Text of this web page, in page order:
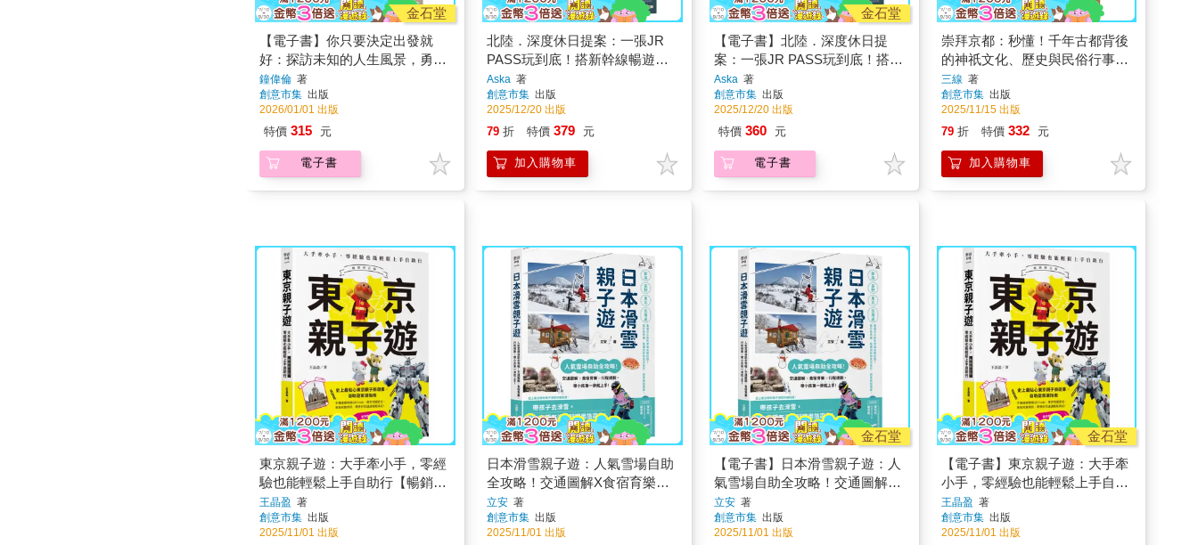
金石堂
【電子書】你只要決定出發就
好：探訪未知的人生風景，勇敢
出走世界的旅行基本法
鐘偉倫 著
創意市集 出版
2026/01/01 出版
特價 315 元
電子書
北陸．深度休日提案：一張JR
PASS玩到底！搭新幹線暢遊金
澤、兼六園、立山黑部、合掌
村、加賀溫泉、上高地、觀光列
車……最美秘境超完整規劃！暢
銷最新版
Aska著
創意市集 出版
2025/12/20 出版
79 折 特價 379 元
加入購物車
金石堂
【電子書】北陸．深度休日提
案：一張JR PASS玩到底！搭新
幹線暢遊金澤、兼六園、立山黑
部、合掌村、加賀溫泉、上高
地、觀光列車……最美秘境超完
整規劃！
Aska著
創意市集 出版
2025/12/20 出版
特價 360 元
電子書
崇拜京都：秒懂！千年古都背後
的神祇文化、歷史與民俗行事
【二版】
三線 著
創意市集 出版
2025/11/15 出版
79 折 特價 332 元
加入購物車
東京親子遊：大手牽小手，零經
驗也能輕鬆上手自助行【暢銷修
訂版】
王晶盈 著
創意市集 出版
2025/11/01 出版
日本滑雪親子遊：人氣雪場自助
全攻略！交通圖解X食宿育樂X
行程規劃，帶小孩第一滑就上
手！
立安著
創意市集 出版
2025/11/01 出版
金石堂
【電子書】日本滑雪親子遊：人
氣雪場自助全攻略！交通圖解X
食宿育樂X行程規劃，帶小孩第
一滑就上手！
立安著
創意市集 出版
2025/11/01 出版
金石堂
【電子書】東京親子遊：大手牽
小手，零經驗也能輕鬆上手自助
行
王晶盈 著
創意市集 出版
2025/11/01 出版